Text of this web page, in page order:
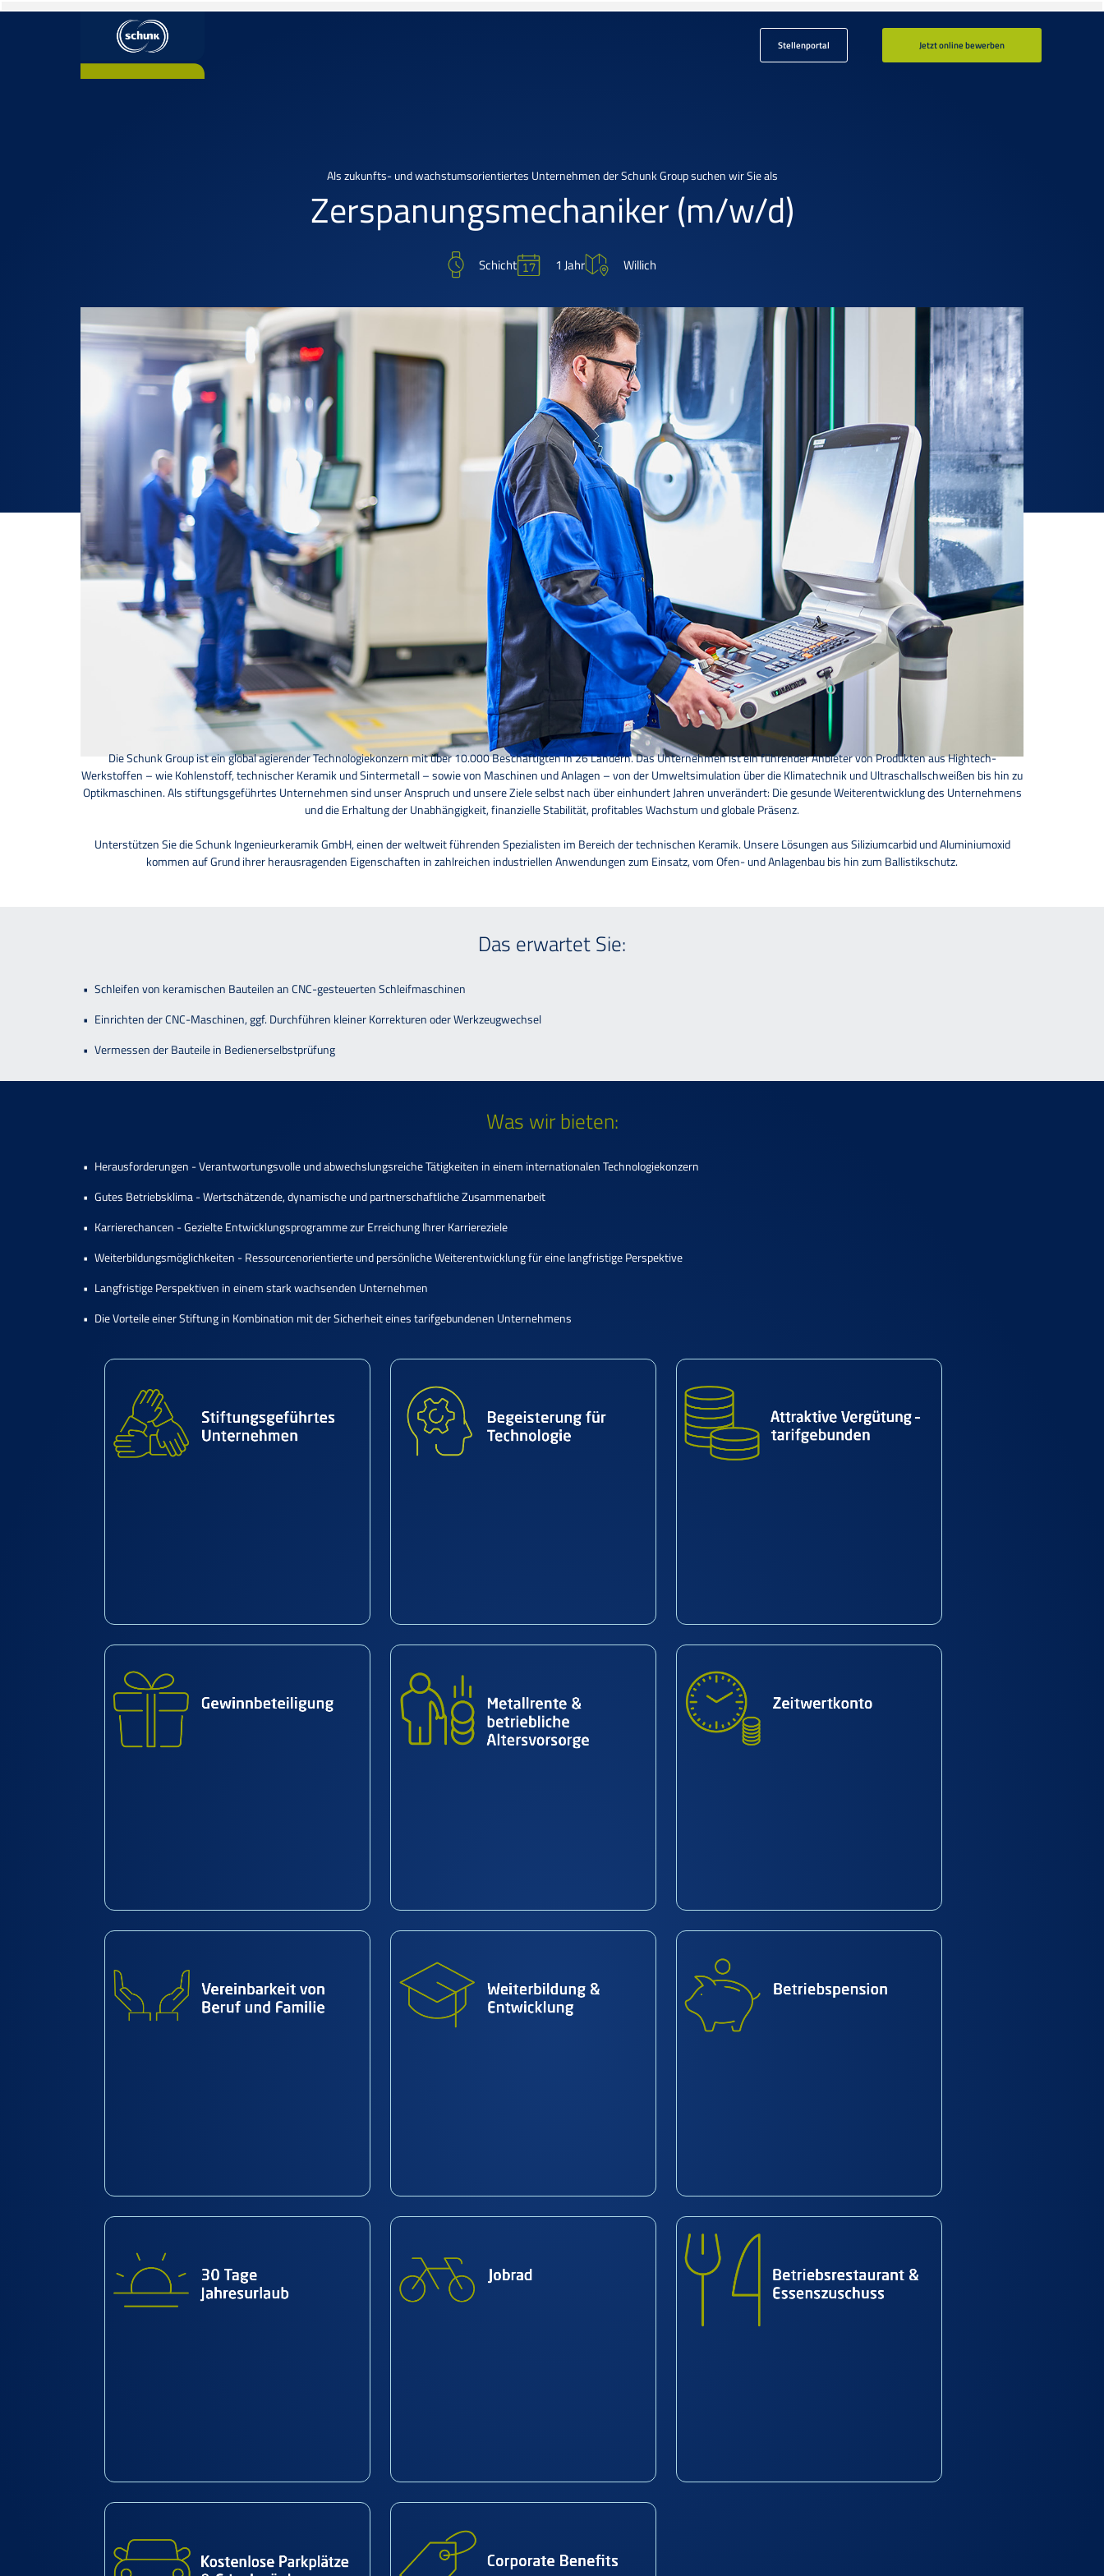
Stellenportal Jetzt online bewerben
Als zukunfts- und wachstumsorientiertes Unternehmen der Schunk Group suchen wir Sie als
Zerspanungsmechaniker(m/w/d)
Schicht 1 Jahr Willich
Die Schunk Group ist ein global agierender Technologiekonzern mit über 10.000 Beschäftigten in 26 Ländern. Das Unternehmen ist ein führender Anbieter von Produkten aus Hightech-
Werkstoffen – wie Kohlenstoff, technischer Keramik und Sintermetall – sowie von Maschinen und Anlagen – von der Umweltsimulation über die Klimatechnik und Ultraschallschweißen bis hin zu
Optikmaschinen. Als stiftungsgeführtes Unternehmen sind unser Anspruch und unsere Ziele selbst nach über einhundert Jahren unverändert: Die gesunde Weiterentwicklung des Unternehmens
und die Erhaltung der Unabhängigkeit, finanzielle Stabilität, profitables Wachstum und globale Präsenz.
Unterstützen Sie die Schunk Ingenieurkeramik GmbH, einen der weltweit führenden Spezialisten im Bereich der technischen Keramik. Unsere Lösungen aus Siliziumcarbid und Aluminiumoxid
kommen auf Grund ihrer herausragenden Eigenschaften in zahlreichen industriellen Anwendungen zum Einsatz, vom Ofen- und Anlagenbau bis hin zum Ballistikschutz.
Das erwartet Sie:
Schleifen von keramischen Bauteilen an CNC-gesteuerten Schleifmaschinen
Einrichten der CNC-Maschinen, ggf. Durchführen kleiner Korrekturen oder Werkzeugwechsel
Vermessen der Bauteile in Bedienerselbstprüfung
Was wir bieten:
Herausforderungen - Verantwortungsvolle und abwechslungsreiche Tätigkeiten in einem internationalen Technologiekonzern
Gutes Betriebsklima - Wertschätzende, dynamische und partnerschaftliche Zusammenarbeit
Karrierechancen - Gezielte Entwicklungsprogramme zur Erreichung Ihrer Karriereziele
Weiterbildungsmöglichkeiten - Ressourcenorientierte und persönliche Weiterentwicklung für eine langfristige Perspektive
Langfristige Perspektiven in einem stark wachsenden Unternehmen
Die Vorteile einer Stiftung in Kombination mit der Sicherheit eines tarifgebundenen Unternehmens